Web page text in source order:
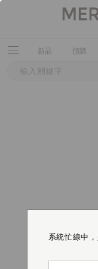
新品 預購
系統忙線中
系統忙線中
系統忙線中
系統忙線中
系統忙線中